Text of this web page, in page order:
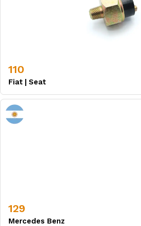
110
Fiat | Seat
129
Mercedes Benz